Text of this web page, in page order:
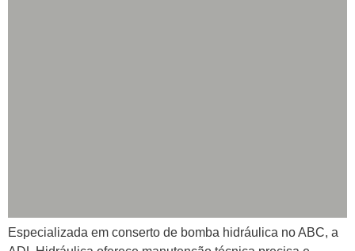
Especializada em conserto de bomba hidráulica no ABC, a